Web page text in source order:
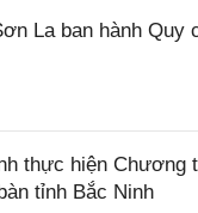
La ban hành Quy
thực hiện Chương
tỉnh Bắc Ninh